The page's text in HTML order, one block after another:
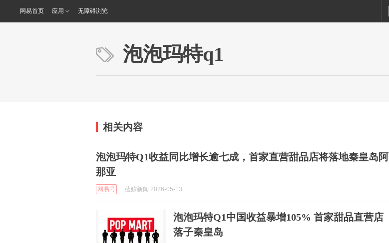
网易首页 应用 无障碍浏览
泡泡玛特q1
相关内容
泡泡玛特Q1收益同比增长逾七成，首家直营甜品店将落地秦皇岛阿
那亚
网易号 蓝鲸新闻 2026-05-13
泡泡玛特Q1中国收益暴增105% 首家甜品直营店
落子秦皇岛